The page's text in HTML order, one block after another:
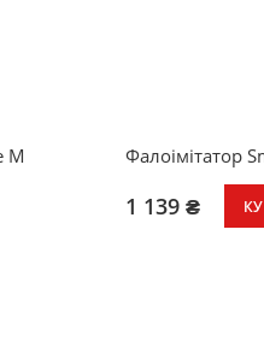
M Фалоімітатор
1 139 ₴